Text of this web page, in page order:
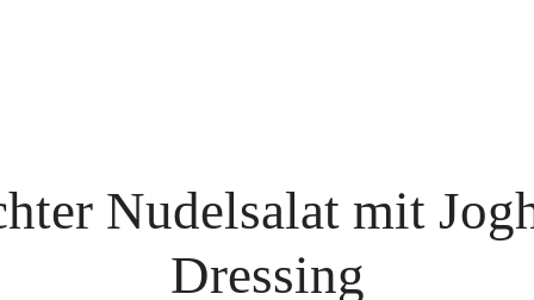
Nudelsalat mit
Dressing